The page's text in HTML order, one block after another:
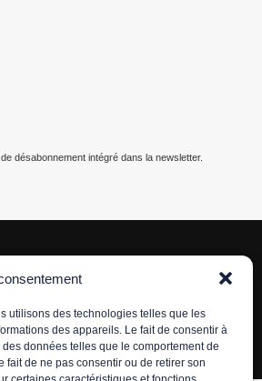
utilisons des technologies telles que les
des appareils. Le fait de consentir à
données telles que le comportement de
fait de ne pas consentir ou de retirer son
désabonnement intégré dans la newsletter.